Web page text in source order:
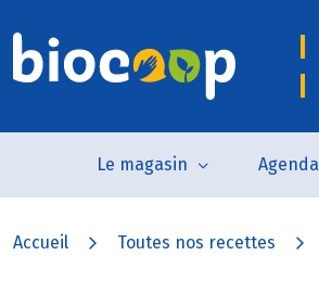
Le magasin Agenda
Accueil Toutes nos recettes